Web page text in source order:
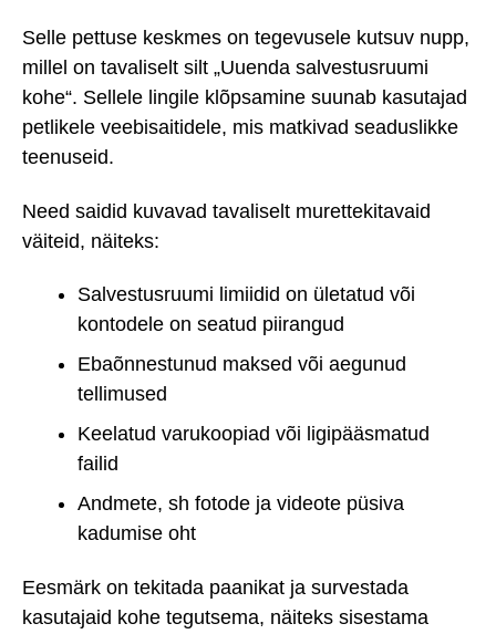
Selle pettuse keskmes on tegevusele kutsuv nupp,
millel on tavaliselt silt „Uuenda salvestusruumi
kohe“. Sellele lingile klõpsamine suunab kasutajad
petlikele veebisaitidele, mis matkivad seaduslikke
teenuseid.
Need saidid kuvavad tavaliselt murettekitavaid
väiteid, näiteks:
Salvestusruumi limiidid on ületatud või
kontodele on seatud piirangud
Ebaõnnestunud maksed või aegunud
tellimused
Keelatud varukoopiad või ligipääsmatud
failid
Andmete, sh fotode ja videote püsiva
kadumise oht
Eesmärk on tekitada paanikat ja survestada
kasutajaid kohe tegutsema, näiteks sisestama